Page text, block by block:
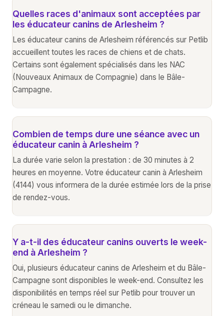
Quelles races d'animaux sont acceptées par
les éducateur canins de Arlesheim ?
Les éducateur canins de Arlesheim référencés sur Petlib
accueillent toutes les races de chiens et de chats.
Certains sont également spécialisés dans les NAC
(Nouveaux Animaux de Compagnie) dans le Bâle-
Campagne.
Combien de temps dure une séance avec un
éducateur canin à Arlesheim ?
La durée varie selon la prestation : de 30 minutes à 2
heures en moyenne. Votre éducateur canin à Arlesheim
(4144) vous informera de la durée estimée lors de la prise
de rendez-vous.
Y a-t-il des éducateur canins ouverts le week-
end à Arlesheim ?
Oui, plusieurs éducateur canins de Arlesheim et du Bâle-
Campagne sont disponibles le week-end. Consultez les
disponibilités en temps réel sur Petlib pour trouver un
créneau le samedi ou le dimanche.